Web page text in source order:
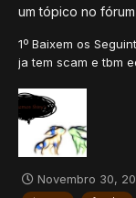
um tópico no
1º Baixem os
ja tem scam e tbm
editor. 2º click em
EXEMPLO :
Novembro 30,